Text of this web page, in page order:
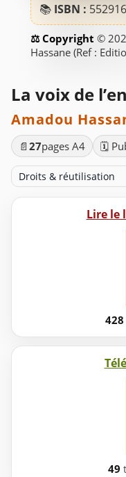
📚 ISBN :
©
Hassane (Ref :
La voix de
Amadou
📄 27pages A4 🗓️
Droits & réutilisation
Lire le
428
49